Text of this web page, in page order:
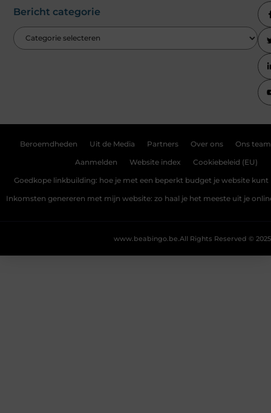
Bericht categorie
Beroemdheden Uit de Media Partners Over ons Ons team
Aanmelden Website index Cookiebeleid (EU)
Goedkope linkbuilding: hoe je met een beperkt budget je website kunt
Inkomsten genereren met mijn website: zo haal je het meeste uit je
All Rights Reserved © 2025
www.beabingo.be.